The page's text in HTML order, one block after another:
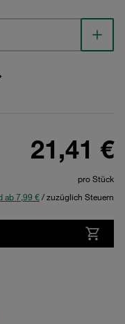
21,41 €
pro Stück
ab 7,99 €/ zuzüglich Steuern